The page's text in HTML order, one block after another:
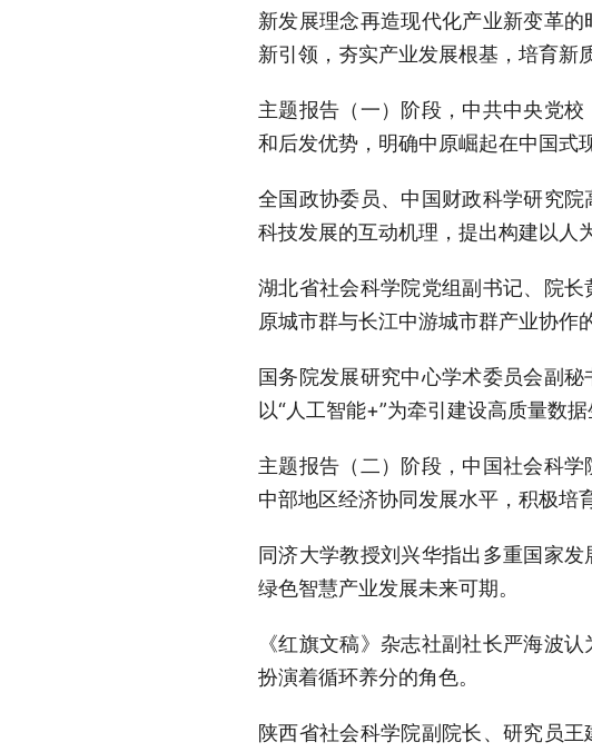
新发展理念再造现代化产业新变革
新引领，夯实产业发展根基，培育新
主题报告（一）阶段，中共中央党
和后发优势，明确中原崛起在中国式
全国政协委员、中国财政科学研究
科技发展的互动机理，提出构建以人
湖北省社会科学院党组副书记、院
原城市群与长江中游城市群产业协作
国务院发展研究中心学术委员会副
以“人工智能+”为牵引建设高质量数据
主题报告（二）阶段，中国社会科
中部地区经济协同发展水平，积极培
同济大学教授刘兴华指出多重国家
绿色智慧产业发展未来可期。
《红旗文稿》杂志社副社长严海波
扮演着循环养分的角色。
陕西省社会科学院副院长、研究员